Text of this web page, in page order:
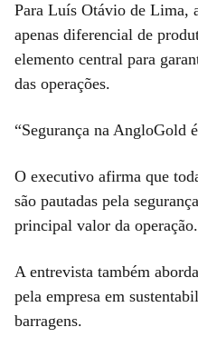
Para Luís Otávio de Lima,
apenas diferencial de
elemento central para
das operações.
“Segurança na AngloGold
O executivo afirma que
são pautadas pela
principal valor da operação.
A entrevista também
pela empresa em
barragens.